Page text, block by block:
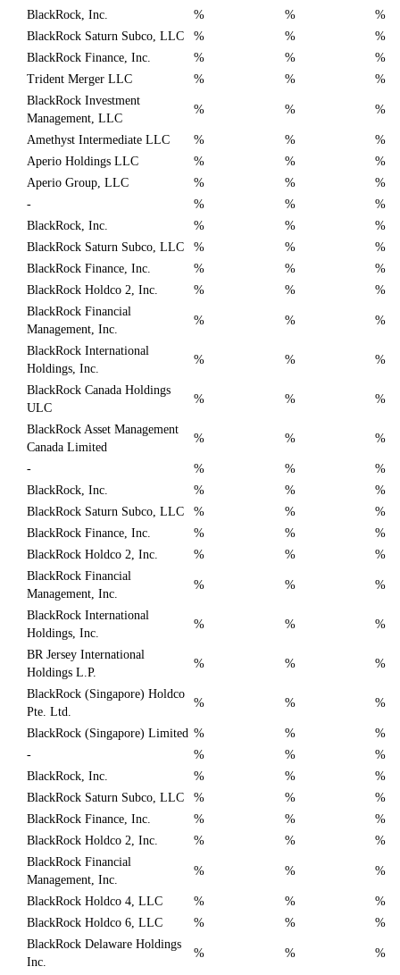
BlackRock, Inc. % %
%
BlackRock Saturn Subco, LLC
% %
%
BlackRock Finance, Inc.
% %
%
Trident Merger LLC
% %
%
BlackRock Investment
Management, LLC
% % %
Amethyst Intermediate LLC % %
%
Aperio Holdings LLC
% %
%
Aperio Group, LLC
% %
%
-
% %
%
BlackRock, Inc.
% %
%
BlackRock Saturn Subco, LLC
% %
%
BlackRock Finance, Inc.
% %
%
BlackRock Holdco 2, Inc.
% %
%
BlackRock Financial
Management, Inc.
% % %
BlackRock International
Holdings, Inc.
% % %
BlackRock Canada Holdings
ULC
% % %
BlackRock Asset Management
Canada Limited
% % %
- % %
%
BlackRock, Inc.
% %
%
BlackRock Saturn Subco, LLC
% %
%
BlackRock Finance, Inc.
% %
%
BlackRock Holdco 2, Inc.
% %
%
BlackRock Financial
Management, Inc.
% % %
BlackRock International
Holdings, Inc.
% % %
BR Jersey International
Holdings L.P.
% % %
BlackRock (Singapore) Holdco
Pte. Ltd.
% % %
BlackRock (Singapore) Limited % %
%
-
% %
%
BlackRock, Inc.
% %
%
BlackRock Saturn Subco, LLC
% %
%
BlackRock Finance, Inc.
% %
%
BlackRock Holdco 2, Inc.
% %
%
BlackRock Financial
Management, Inc.
% % %
BlackRock Holdco 4, LLC % %
%
BlackRock Holdco 6, LLC
% %
%
BlackRock Delaware Holdings
Inc.
% % %